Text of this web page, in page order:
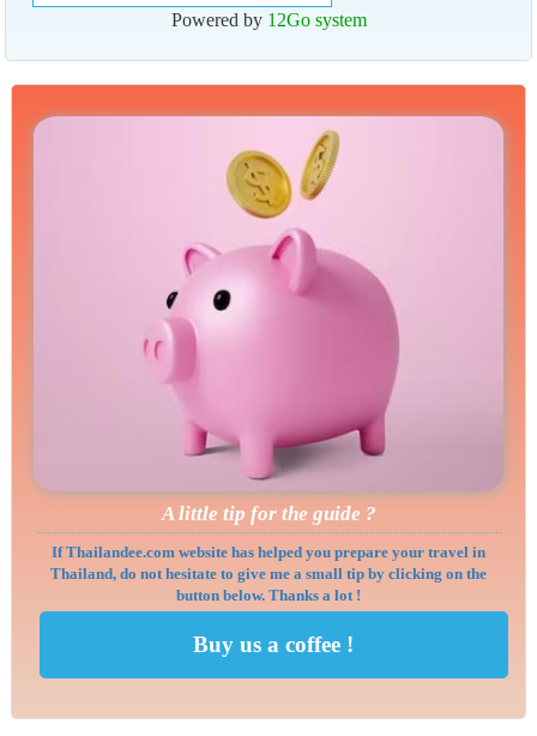
Powered by 12Go system
A little tip for the guide ?
If Thailandee.com website has helped you prepare your travel in
Thailand, do not hesitate to give me a small tip by clicking on the
button below. Thanks a lot !